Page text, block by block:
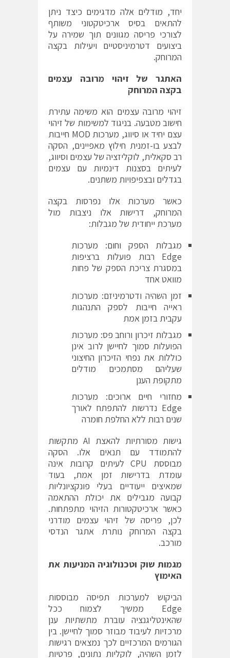
יחד, מודלים אלה מדגימים כיצד ניתן
להתאים בסיס ארכיטקטוני משותף
לצורכי פריסה מגוונים תוך שמירה על
ביצועים דטרמיניסטיים ויעילות בקצה
המרוחק.
האתגר של זיהוי מרובה עצמים
בקצה המרוחק
זיהוי מרובה עצמים הוא משימה עתירת
חישוב מטבעה. בניגוד למשימות של זיהוי
עצם יחיד או סיווג, מערכות MOD חייבות
לבצע בו-זמנית חילוץ מאפיינים, הסקה
רב סקאלית, לוקליזציה של עצמים וסיווג,
לעיתים בסצנות דינמיות עם עצמים
בגדלים ובצפיפויות משתנים.
כאשר מערכות אלו נפרסות בקצה
המרוחק, דרישות אלו ניצבות מול
מערכת ייחודית של מגבלות:
מגבלות הספק וחום: מערכות
Edge רבות פועלות ברציפות
במסגרת צריכת הספק של פחות
מוואט אחד
זמן השהיה ודטרמיניזם: מערכות
ראייה חייבות לספק התנהגות
עקבית בזמן אמת
מגבלות זיכרון ורוחב פס: מערכות
הפועלות סמוך לחיישן לרוב אינן
כוללות את נפחי הזיכרון החיצוני
שעליהם מסתמכים מודלים
מתקופת הענן
מחזורי חיים ארוכים: מערכות
Edge נדרשות להתפתח לאורך
שנים רבות ללא החלפת חומרה
גישות מסורתיות להאצת AI מתקשות
להתמודד עם תנאים אלו. הסקה
מבוססת CPU לעיתים קרובות אינה
עומדת בדרישות זמן אמת, בעוד
שמאיצים ייעודיים בעלי פונקציונליות
קבועה מגבילים את יכולת ההתאמה
כאשר ארכיטקטורות הזיהוי מתפתחות.
לכן, פריסה של זיהוי עצמים מודרני
בקצה המרוחק נותרת אתגר הנדסי
מורכב.
מגמות שוק וטכנולוגיה המניעות את
האימוץ
הביקוש למערכות תפיסה מבוססות
Edge ממשיך לצמוח ככל
שהאינטליגנציה עוברת מתשתיות ענן
מרכזיות לעיבוד מבוזר סמוך לחיישן. בין
הגורמים המרכזיים לכך נמצאים רגישות
לזמן השהיה, לוקליות נתונים, פרטיות